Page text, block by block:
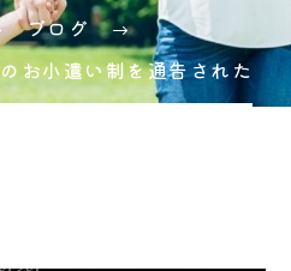
ブログ
小遣い制を通告された